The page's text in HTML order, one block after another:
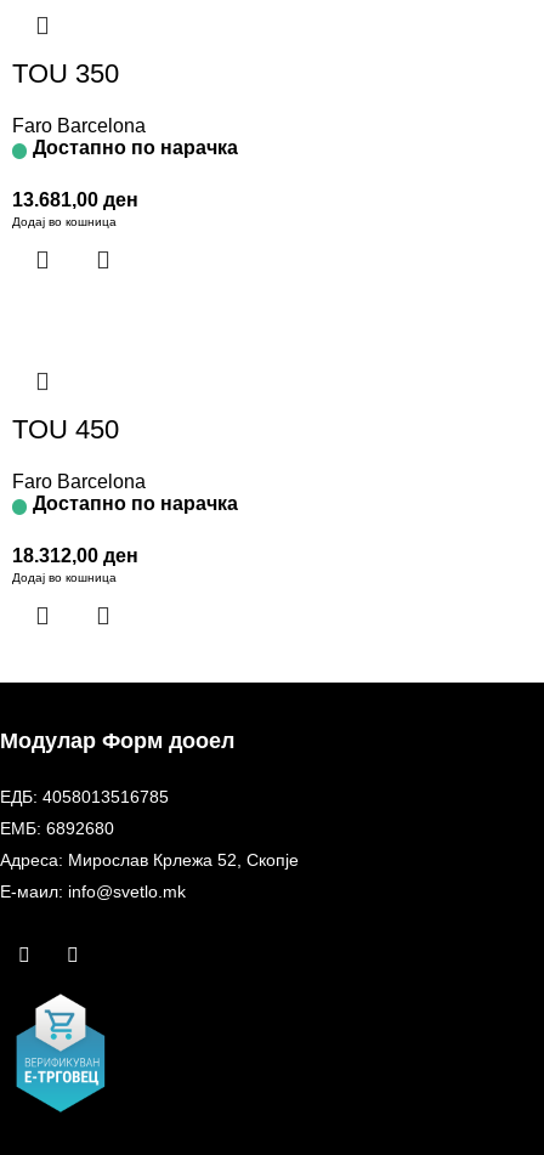
TOU 350
Faro Barcelona
Достапно по нарачка
13.681,00 ден
Додај во кошница
TOU 450
Faro Barcelona
Достапно по нарачка
18.312,00 ден
Додај во кошница
Модулар Форм дооел
ЕДБ: 4058013516785
ЕМБ: 6892680
Адреса: Мирослав Крлежа 52, Скопје
Е-маил: info@svetlo.mk